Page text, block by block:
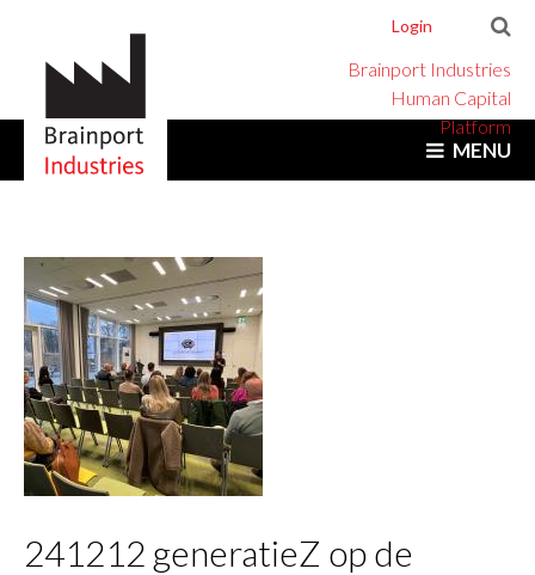
Login
Brainport Industries
Human Capital
Platform
MENU
241212 generatieZ op de